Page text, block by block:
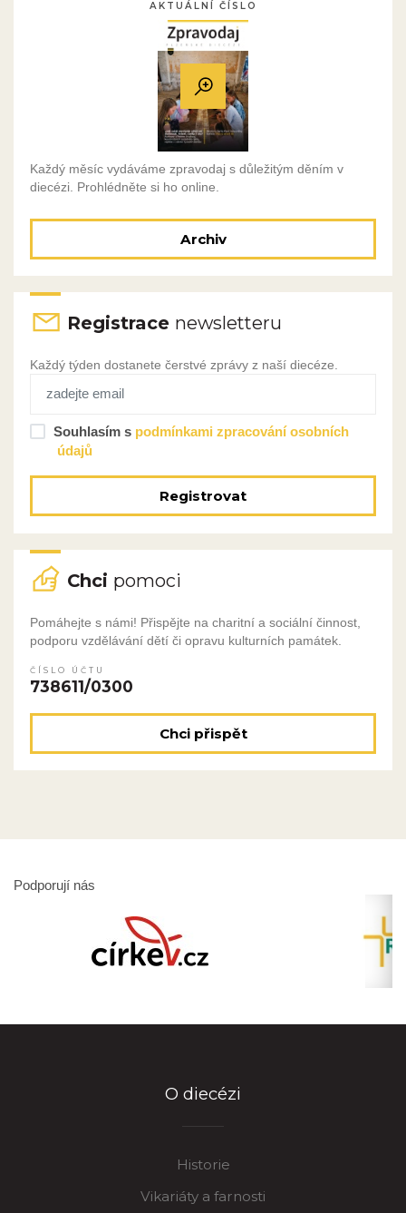
AKTUÁLNÍ ČÍSLO
Každý měsíc vydáváme zpravodaj s důležitým děním v
diecézi. Prohlédněte si ho online.
Archiv
Registrace newsletteru
Každý týden dostanete čerstvé zprávy z naší diecéze.
Souhlasím s podmínkami zpracování osobních
údajů
Registrovat
Chci pomoci
Pomáhejte s námi! Přispějte na charitní a sociální činnost,
podporu vzdělávání dětí či opravu kulturních památek.
ČÍSLO ÚČTU
738611/0300
Chci přispět
Podporují nás
O diecézi
Historie
Vikariáty a farnosti